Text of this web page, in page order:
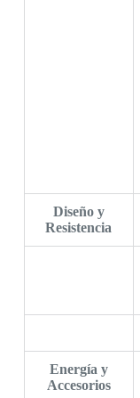
Diseño y
Resistencia
Energía y
Accesorios